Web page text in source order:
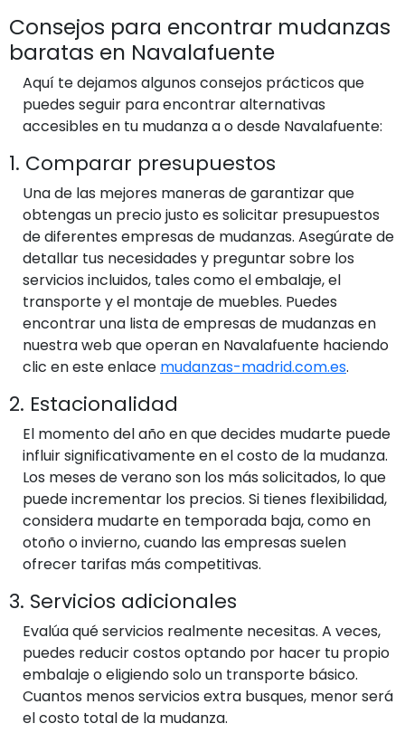
Consejos para encontrar mudanzas
baratas en Navalafuente
Aquí te dejamos algunos consejos prácticos que
puedes seguir para encontrar alternativas
accesibles en tu mudanza a o desde Navalafuente:
1. Comparar presupuestos
Una de las mejores maneras de garantizar que
obtengas un precio justo es solicitar presupuestos
de diferentes empresas de mudanzas. Asegúrate de
detallar tus necesidades y preguntar sobre los
servicios incluidos, tales como el embalaje, el
transporte y el montaje de muebles. Puedes
encontrar una lista de empresas de mudanzas en
nuestra web que operan en Navalafuente haciendo
clic en este enlace mudanzas-madrid.com.es.
2. Estacionalidad
El momento del año en que decides mudarte puede
influir significativamente en el costo de la mudanza.
Los meses de verano son los más solicitados, lo que
puede incrementar los precios. Si tienes flexibilidad,
considera mudarte en temporada baja, como en
otoño o invierno, cuando las empresas suelen
ofrecer tarifas más competitivas.
3. Servicios adicionales
Evalúa qué servicios realmente necesitas. A veces,
puedes reducir costos optando por hacer tu propio
embalaje o eligiendo solo un transporte básico.
Cuantos menos servicios extra busques, menor será
el costo total de la mudanza.